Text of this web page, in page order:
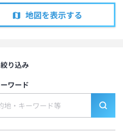
地図を表示する
り込み
ワード